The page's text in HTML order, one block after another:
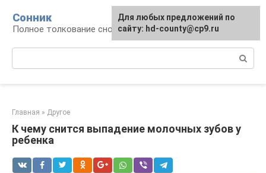
контенту
Сонник
Полное толкование снов
Главная » Другое
К чему снится выпадение молочных зубов у
ребенка
Для любых предложений по
сайту: hd-county@cp9.ru